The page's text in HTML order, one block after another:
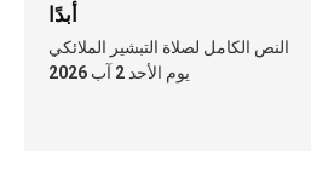
أبدًا
النص الكامل لصلاة التبشير الملائكي
يوم الأحد 2 آب 2026